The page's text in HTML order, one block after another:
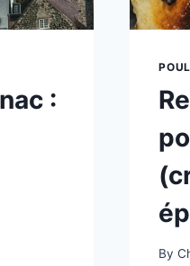
:
By